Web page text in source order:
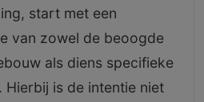
start met een
van zowel de beoogde
als diens specifieke
is de intentie niet